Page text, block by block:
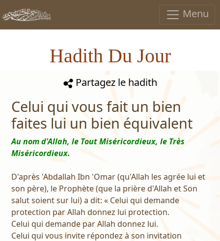
Menu
Hadith Du Jour
Partagez le hadith
Celui qui vous fait un bien
faites lui un bien équivalent
Au nom d'Allah, le Tout Miséricordieux, le Très
Miséricordieux.
D'après 'Abdallah Ibn 'Omar (qu'Allah les agrée lui et
son père), le Prophète (que la prière d'Allah et Son
salut soient sur lui) a dit: « Celui qui demande
protection par Allah donnez lui protection.
Celui qui demande par Allah donnez lui.
Celui qui vous invite répondez à son invitation